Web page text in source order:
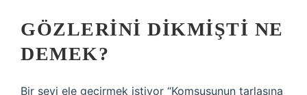
GÖZLERINI DIKMIŞTI NE
DEMEK?
Bir şeyi ele geçirmek istiyor “Komşusunun tarlasına